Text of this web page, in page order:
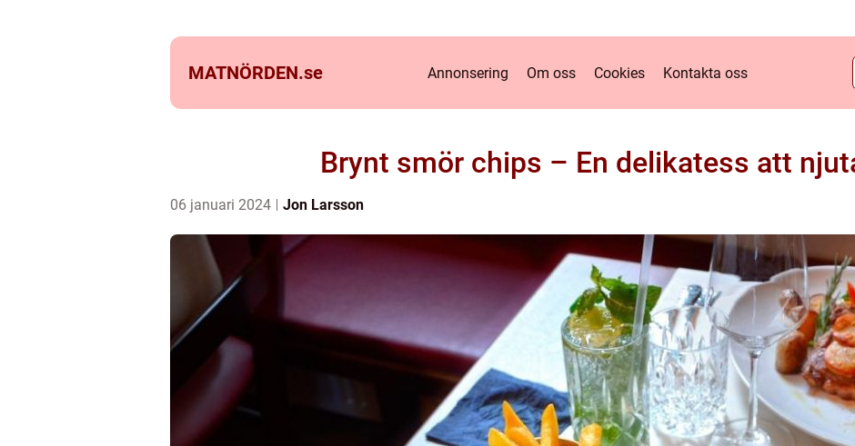
MATNÖRDEN.se Annonsering Om oss Cookies Kontakta oss
Brynt smör chips – En delikatess att
06 januari 2024 Jon Larsson